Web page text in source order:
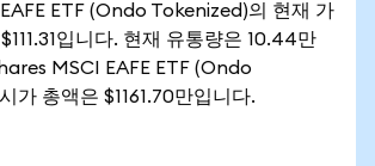
ETF (Ondo Tokenized)의 현재 가
입니다. 현재 유통량은 10.44만
MSCI EAFE ETF (Ondo
가 총액은 $1161.70만입니다.